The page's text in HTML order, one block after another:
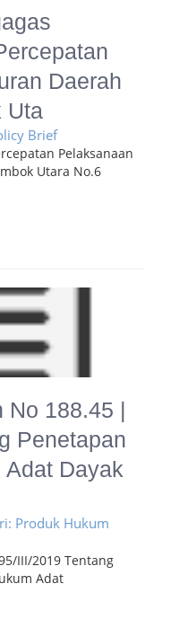
Daerah
Uta
Brief
Pelaksanaan
Utara No.6
No 188.45 |
Penetapan
Dayak
Produk Hukum
III/2019 Tentang
Adat